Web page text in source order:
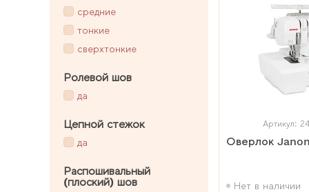
средние
тонкие
сверхтонкие
Ролевой шов
да
Цепной стежок
да
Распошивальный
(плоский) шов
Артикул:
Оверлок
Нет в наличии